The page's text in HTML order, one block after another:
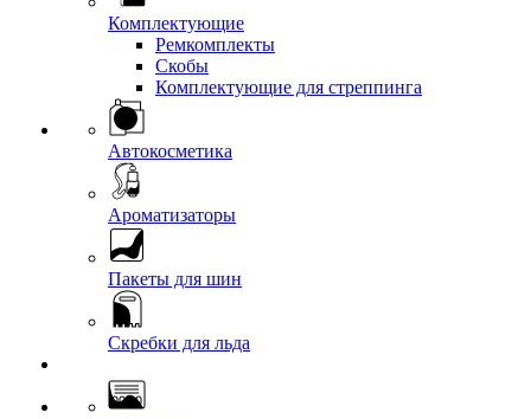
Комплектующие
Ремкомплекты
Скобы
Комплектующие для стреппинга
Автокосметика
Ароматизаторы
Пакеты для шин
Скребки для льда